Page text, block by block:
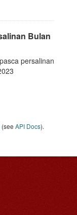
Bulan
persalinan
(see API Docs).